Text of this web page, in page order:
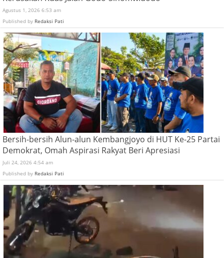
Agustus 1, 2026 6:53 am
Published by Redaksi Pati
Bersih-bersih Alun-alun Kembangjoyo di HUT Ke-25 Partai
Demokrat, Omah Aspirasi Rakyat Beri Apresiasi
Juli 24, 2026 4:54 am
Published by Redaksi Pati